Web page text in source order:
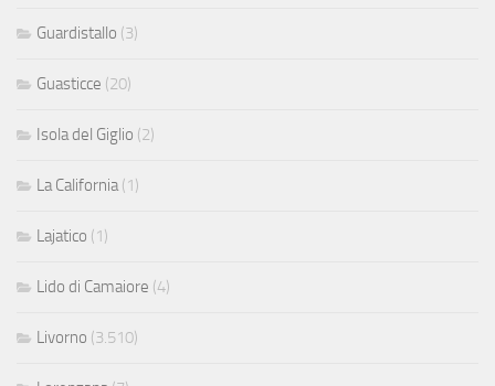
Guardistallo (3)
Guasticce (20)
Isola del Giglio (2)
La California (1)
Lajatico (1)
Lido di Camaiore (4)
Livorno (3.510)